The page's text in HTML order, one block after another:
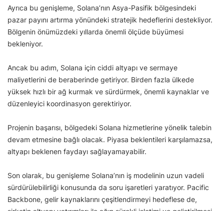
Ayrıca bu genişleme, Solana’nın Asya-Pasifik bölgesindeki
pazar payını artırma yönündeki stratejik hedeflerini destekliyor.
Bölgenin önümüzdeki yıllarda önemli ölçüde büyümesi
bekleniyor.
Ancak bu adım, Solana için ciddi altyapı ve sermaye
maliyetlerini de beraberinde getiriyor. Birden fazla ülkede
yüksek hızlı bir ağ kurmak ve sürdürmek, önemli kaynaklar ve
düzenleyici koordinasyon gerektiriyor.
Projenin başarısı, bölgedeki Solana hizmetlerine yönelik talebin
devam etmesine bağlı olacak. Piyasa beklentileri karşılamazsa,
altyapı beklenen faydayı sağlayamayabilir.
Son olarak, bu genişleme Solana’nın iş modelinin uzun vadeli
sürdürülebilirliği konusunda da soru işaretleri yaratıyor. Pacific
Backbone, gelir kaynaklarını çeşitlendirmeyi hedeflese de,